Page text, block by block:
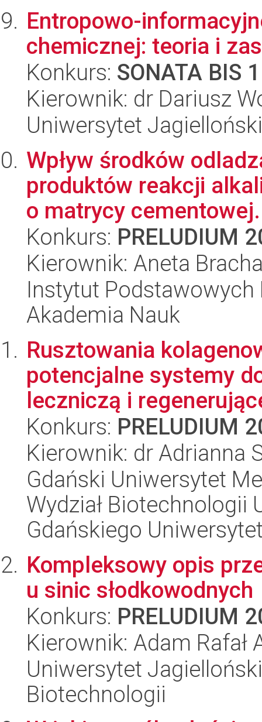
Entropowo-
chemicznej: teoria i
Konkurs: SONATA BIS
Kierownik: dr Dariusz
Uniwersytet
Wpływ środków
produktów reakcji
o matrycy
Konkurs: PRELUDIUM
Kierownik: Aneta
Instytut
Akademia Nauk
Rusztowania
potencjalne systemy
leczniczą i
Konkurs: PRELUDIUM
Kierownik: dr Adrianna
Gdański Uniwersytet
Wydział Biotechnologii
Gdańskiego
Kompleksowy opis
u sinic słodkowodnych
Konkurs: PRELUDIUM
Kierownik: Adam Rafał
Uniwersytet
Biotechnologii